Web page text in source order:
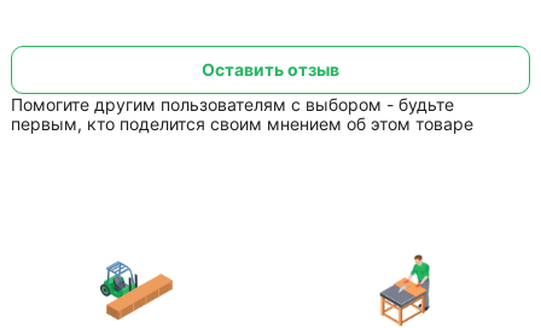
Помогите другим пользователям с выбором - будьте
первым, кто поделится своим мнением об этом товаре
Оставить отзыв